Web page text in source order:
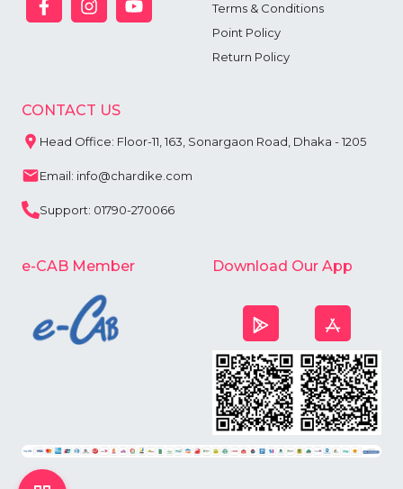
Terms & Conditions
Point Policy
Return Policy
CONTACT US
Head Office: Floor-11, 163, Sonargaon Road, Dhaka - 1205
Email: info@chardike.com
Support: 01790-270066
e-CAB Member Download Our App